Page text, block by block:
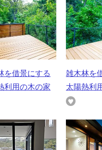
を借景にする
利用の木の家
雑木林を
太陽熱利